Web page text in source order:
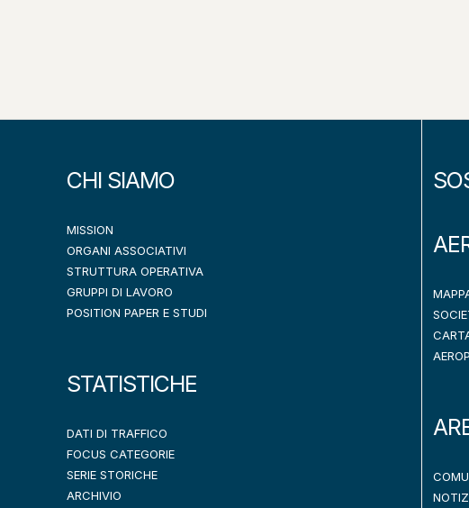
CHI SIAMO
MISSION
ORGANI ASSOCIATIVI
STRUTTURA OPERATIVA
GRUPPI DI LAVORO
POSITION PAPER E STUDI
STATISTICHE
DATI DI TRAFFICO
FOCUS CATEGORIE
SERIE STORICHE
ARCHIVIO